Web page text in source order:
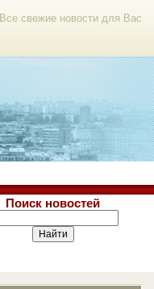
Все свежие новости для Вас
Поиск новостей